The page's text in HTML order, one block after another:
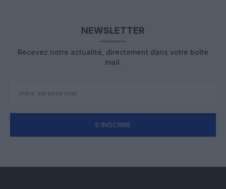
NEWSLETTER
Recevez notre actualité, directement dans votre boîte
mail.
S'INSCRIRE